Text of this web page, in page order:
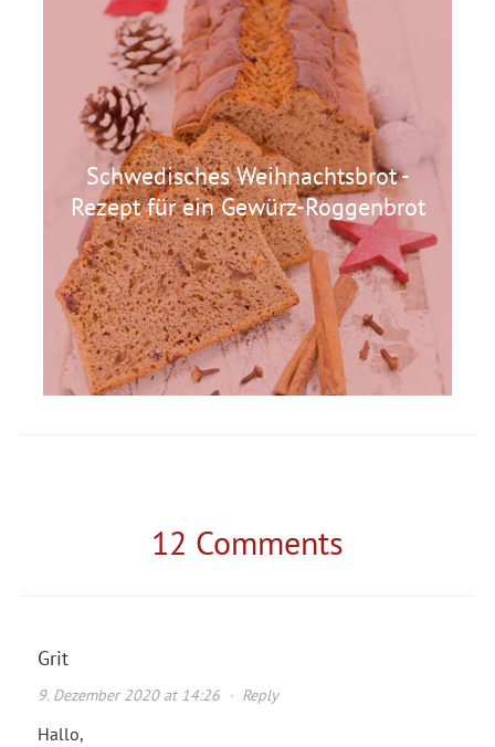
Schwedisches Weihnachtsbrot -
Rezept für ein Gewürz-Roggenbrot
12 Comments
Grit
9. Dezember 2020 at 14:26· Reply
Hallo,